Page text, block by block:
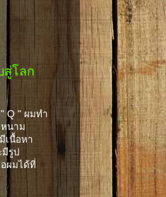
สู่โลก
Q " ผมทำ
หนาม
เนื้อหา
รูป
ผมได้ที่